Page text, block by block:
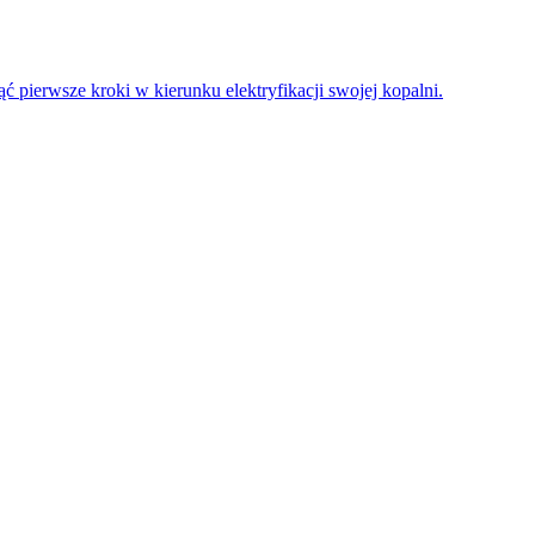
pierwsze kroki w kierunku elektryfikacji swojej kopalni.